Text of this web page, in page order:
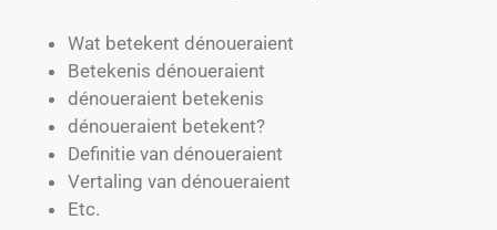
Wat betekent dénoueraient
Betekenis dénoueraient
dénoueraient betekenis
dénoueraient betekent?
Definitie van dénoueraient
Vertaling van dénoueraient
Etc.